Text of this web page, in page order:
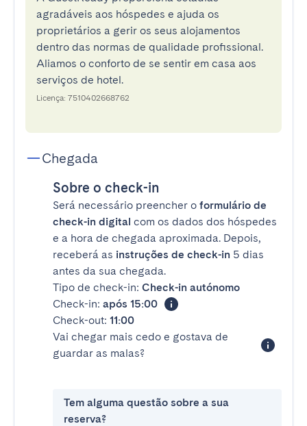
agradáveis aos hóspedes e ajuda os
proprietários a gerir os seus alojamentos
dentro das normas de qualidade profissional.
Aliamos o conforto de se sentir em casa aos
serviços de hotel.
Licença: 7510402668762
Chegada
Sobre o check-in
Será necessário preencher o formulário de
check-in digital com os dados dos hóspedes
e a hora de chegada aproximada. Depois,
receberá as instruções de check-in 5 dias
antes da sua chegada.
Tipo de check-in: Check-in autónomo
Check-in: após 15:00
Check-out: 11:00
Vai chegar mais cedo e gostava de
guardar as malas?
Tem alguma questão sobre a sua
reserva?